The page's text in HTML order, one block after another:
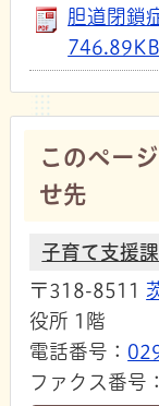
胆道閉鎖
このペー
せ先
子育て支援課
〒318-8511
役所 1階
電話番号：
ファクス番号